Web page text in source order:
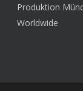
Produktion
Worldwide